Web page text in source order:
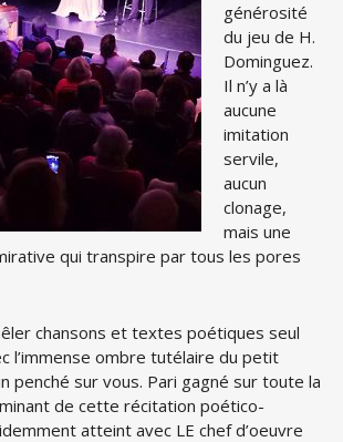
générosité
du jeu de H.
Dominguez.
Il n’y a là
aucune
imitation
servile,
aucun
clonage,
mais une
qui transpire par tous les pores
chansons et textes poétiques seul
l’immense ombre tutélaire du petit
penché sur vous. Pari gagné sur toute la
de cette récitation poético-
atteint avec LE chef d’oeuvre